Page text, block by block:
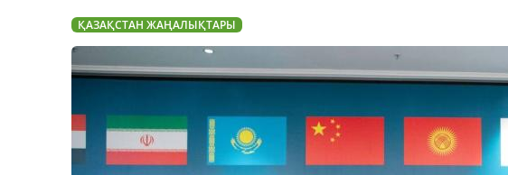
ҚАЗАҚСТАН ЖАҢАЛЫҚТАРЫ